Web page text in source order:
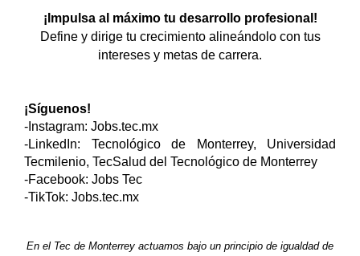
¡Impulsa al máximo tu desarrollo profesional!
Define y dirige tu crecimiento alineándolo con tus
intereses y metas de carrera.
¡Síguenos!
-Instagram: Jobs.tec.mx
-LinkedIn: Tecnológico de Monterrey, Universidad
Tecmilenio, TecSalud del Tecnológico de Monterrey
-Facebook: Jobs Tec
-TikTok: Jobs.tec.mx
En el Tec de Monterrey actuamos bajo un principio de igualdad de